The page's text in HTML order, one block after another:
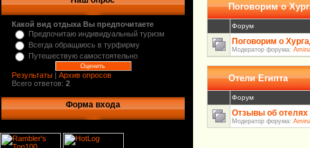
Какой вид отдыха Вы предпочитаете
Предпочитаю индивидуальный туризм
Всегда обращаюсь в турфирму
Путешествую самостоятельно
Результаты | Архив опросов
Всего ответов: 2
Форма входа
Поговорим о
Форум
Поговорим о
Модератор форума:
Отели Египта
Форум
Отзывы об отелях
Модератор форума: